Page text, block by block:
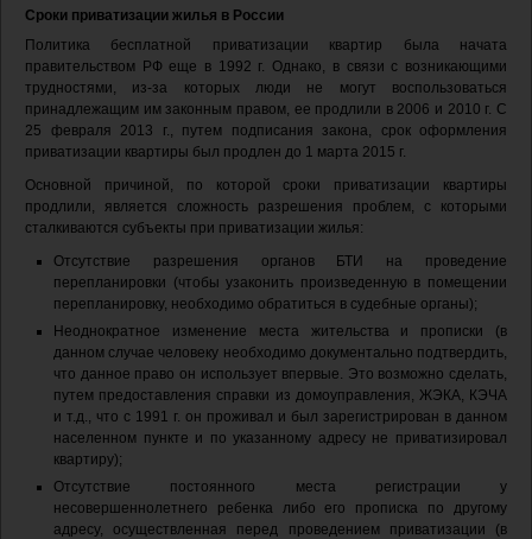
Сроки приватизации жилья в России
Политика бесплатной приватизации квартир была начата
правительством РФ еще в 1992 г. Однако, в связи с возникающими
трудностями, из-за которых люди не могут воспользоваться
принадлежащим им законным правом, ее продлили в 2006 и 2010 г. С
25 февраля 2013 г., путем подписания закона, срок оформления
приватизации квартиры был продлен до 1 марта 2015 г.
Основной причиной, по которой сроки приватизации квартиры
продлили, является сложность разрешения проблем, с которыми
сталкиваются субъекты при приватизации жилья:
Отсутствие разрешения органов БТИ на проведение
перепланировки (чтобы узаконить произведенную в помещении
перепланировку, необходимо обратиться в судебные органы);
Неоднократное изменение места жительства и прописки (в
данном случае человеку необходимо документально подтвердить,
что данное право он использует впервые. Это возможно сделать,
путем предоставления справки из домоуправления, ЖЭКА, КЭЧА
и т.д., что с 1991 г. он проживал и был зарегистрирован в данном
населенном пункте и по указанному адресу не приватизировал
квартиру);
Отсутствие постоянного места регистрации у
несовершеннолетнего ребенка либо его прописка по другому
адресу, осуществленная перед проведением приватизации (в